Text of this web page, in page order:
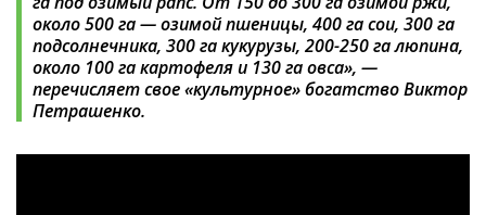
около 500 га — озимой пшеницы, 400 га сои, 300 га
подсолнечника, 300 га кукурузы, 200-250 га люпина,
около 100 га картофеля и 130 га овса», —
перечисляет свое «культурное» богатство Виктор
Петрашенко.